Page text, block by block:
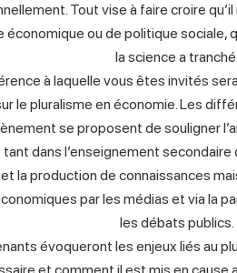
Tout vise à faire croire qu’il
économique ou de politique sociale,
la science a tranché.
à laquelle vous êtes invités
le pluralisme en économie. Les
se proposent de souligner
dans l’enseignement secondaire
la production de connaissances
par les médias et via la
les débats publics.
évoqueront les enjeux liés au